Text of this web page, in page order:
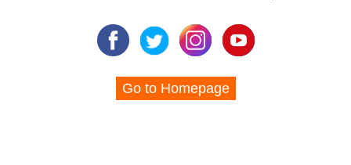
Go to Homepage